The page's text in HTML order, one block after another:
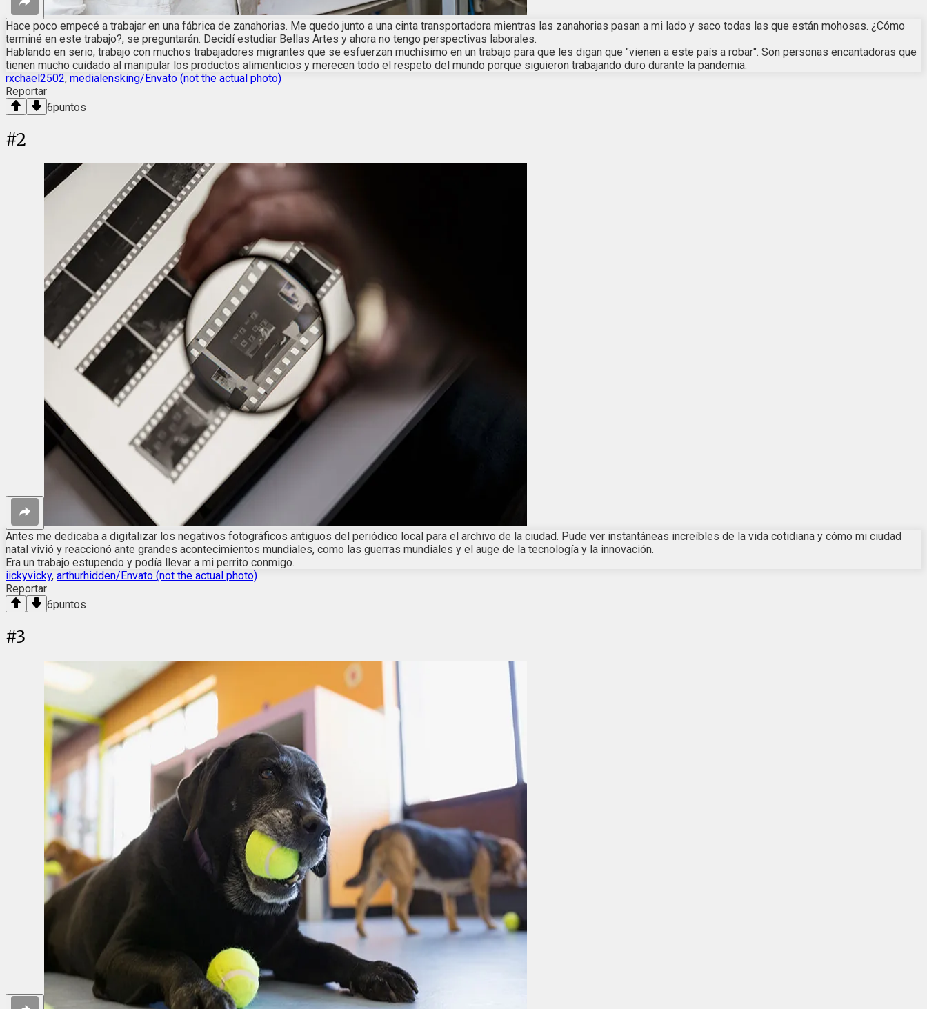
Hace poco empecé a trabajar en una fábrica de zanahorias. Me quedo junto a una cinta transportadora mientras las zanahorias pasan a mi lado y saco todas las que están mohosas. ¿Cómo
terminé en este trabajo?, se preguntarán. Decidí estudiar Bellas Artes y ahora no tengo perspectivas laborales.
Hablando en serio, trabajo con muchos trabajadores migrantes que se esfuerzan muchísimo en un trabajo para que les digan que "vienen a este país a robar". Son personas encantadoras que
tienen mucho cuidado al manipular los productos alimenticios y merecen todo el respeto del mundo porque siguieron trabajando duro durante la pandemia.
rxchael2502, medialensking/Envato (not the actual photo)
Reportar
6puntos
#2
Antes me dedicaba a digitalizar los negativos fotográficos antiguos del periódico local para el archivo de la ciudad. Pude ver instantáneas increíbles de la vida cotidiana y cómo mi ciudad
natal vivió y reaccionó ante grandes acontecimientos mundiales, como las guerras mundiales y el auge de la tecnología y la innovación.
Era un trabajo estupendo y podía llevar a mi perrito conmigo.
iickyvicky, arthurhidden/Envato (not the actual photo)
Reportar
6puntos
#3